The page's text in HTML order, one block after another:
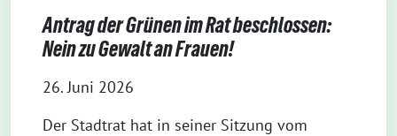
Antrag der Grünen im Rat beschlossen:
Nein zu Gewalt an Frauen!
26. Juni 2026
Der Stadtrat hat in seiner Sitzung vom